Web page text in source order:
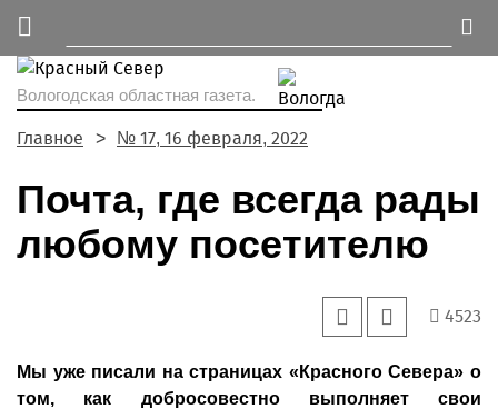
Вологодская областная газета.
Главное № 17, 16 февраля, 2022
Почта, где всегда рады
любому посетителю
4523
Мы уже писали на страницах «Красного Севера» о
том, как добросовестно выполняет свои